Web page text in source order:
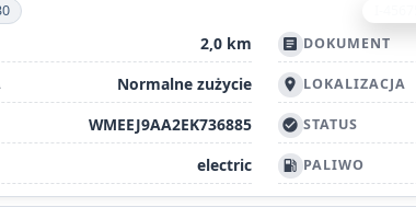
2,0 km article DOKUMENT
Normalne zużycie location_on LOKALIZACJA
WMEEJ9AA2EK736885 check_circle STATUS
electric local_gas_station PALIWO